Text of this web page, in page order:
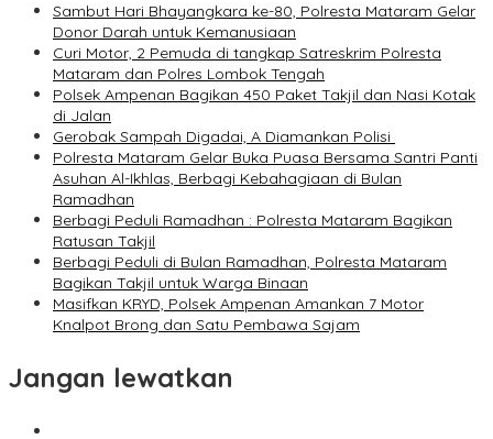
Sambut Hari Bhayangkara ke-80, Polresta Mataram Gelar
Donor Darah untuk Kemanusiaan
Curi Motor, 2 Pemuda di tangkap Satreskrim Polresta
Mataram dan Polres Lombok Tengah
Polsek Ampenan Bagikan 450 Paket Takjil dan Nasi Kotak
di Jalan
Gerobak Sampah Digadai, A Diamankan Polisi
Polresta Mataram Gelar Buka Puasa Bersama Santri Panti
Asuhan Al-Ikhlas, Berbagi Kebahagiaan di Bulan
Ramadhan
Berbagi Peduli Ramadhan : Polresta Mataram Bagikan
Ratusan Takjil
Berbagi Peduli di Bulan Ramadhan, Polresta Mataram
Bagikan Takjil untuk Warga Binaan
Masifkan KRYD, Polsek Ampenan Amankan 7 Motor
Knalpot Brong dan Satu Pembawa Sajam
Jangan lewatkan